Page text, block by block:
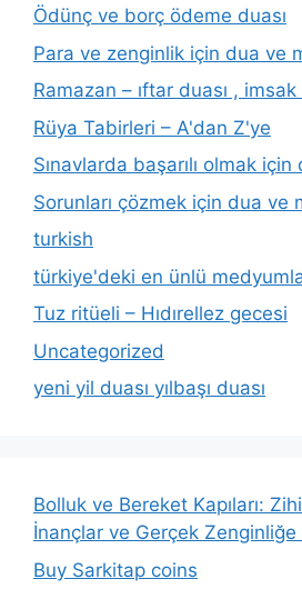
Ödünç ve borç ödeme duası
Para ve zenginlik için dua ve
Ramazan – ıftar duası , imsak
Rüya Tabirleri – A'dan Z'ye
Sınavlarda başarılı olmak
Sorunları çözmek için dua ve
turkish
türkiye'deki en ünlü
Tuz ritüeli – Hıdırellez gecesi
Uncategorized
yeni yil duası yılbaşı duası
Bolluk ve Bereket Kapıları:
İnançlar ve Gerçek
Buy Sarkitap coins